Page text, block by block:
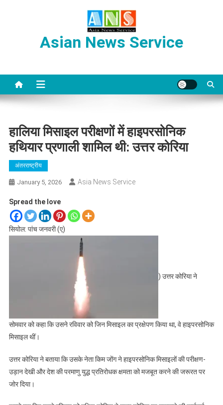
Asian News Service
हालिया मिसाइल परीक्षणों में हाइपरसोनिक
हथियार प्रणाली शामिल थी: उत्तर कोरिया
अंतरराष्ट्रीय
January 5, 2026 Asia News Service
Spread the love
सियोल: पांच जनवरी (ए)
) उत्तर कोरिया ने
सोमवार को कहा कि उसने रविवार को जिन मिसाइल का प्रक्षेपण किया था, वे हाइपरसोनिक
मिसाइल थीं।
उत्तर कोरिया ने बताया कि उसके नेता किम जोंग ने हाइपरसोनिक मिसाइलों की परीक्षण-
उड़ान देखी और देश की परमाणु युद्ध प्रतिरोधक क्षमता को मजबूत करने की जरूरत पर
जोर दिया।